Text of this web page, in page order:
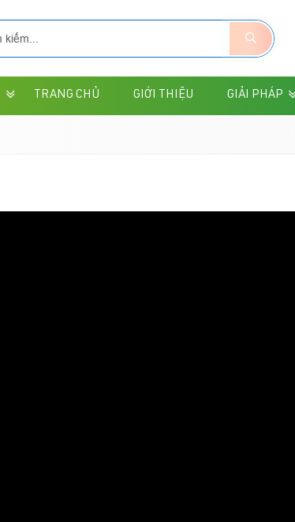
TRANG CHỦ GIỚI THIỆU GIẢI PHÁP